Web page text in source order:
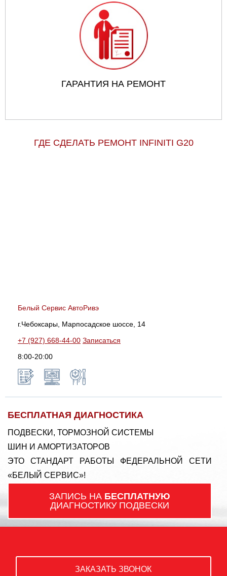
ГАРАНТИЯ НА РЕМОНТ
ГДЕ СДЕЛАТЬ РЕМОНТ INFINITI G20
Белый Сервис АвтоРивэ
г.Чебоксары, Марпосадское шоссе, 14
+7 (927) 668-44-00 Записаться
8:00-20:00
БЕСПЛАТНАЯ ДИАГНОСТИКА
ПОДВЕСКИ, ТОРМОЗНОЙ СИСТЕМЫ
ШИН И АМОРТИЗАТОРОВ
ЭТО СТАНДАРТ РАБОТЫ ФЕДЕРАЛЬНОЙ СЕТИ
«БЕЛЫЙ СЕРВИС»!
ЗАПИСЬ НА БЕСПЛАТНУЮ
ДИАГНОСТИКУ ПОДВЕСКИ
ЗАКАЗАТЬ ЗВОНОК